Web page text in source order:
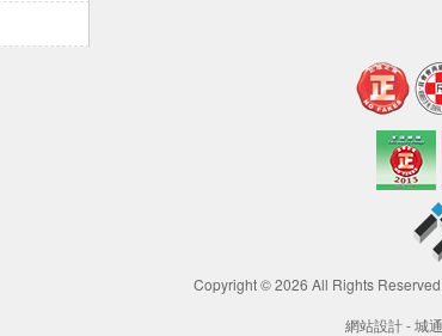
Copyright © 2026 All Rights
網站設計 -城